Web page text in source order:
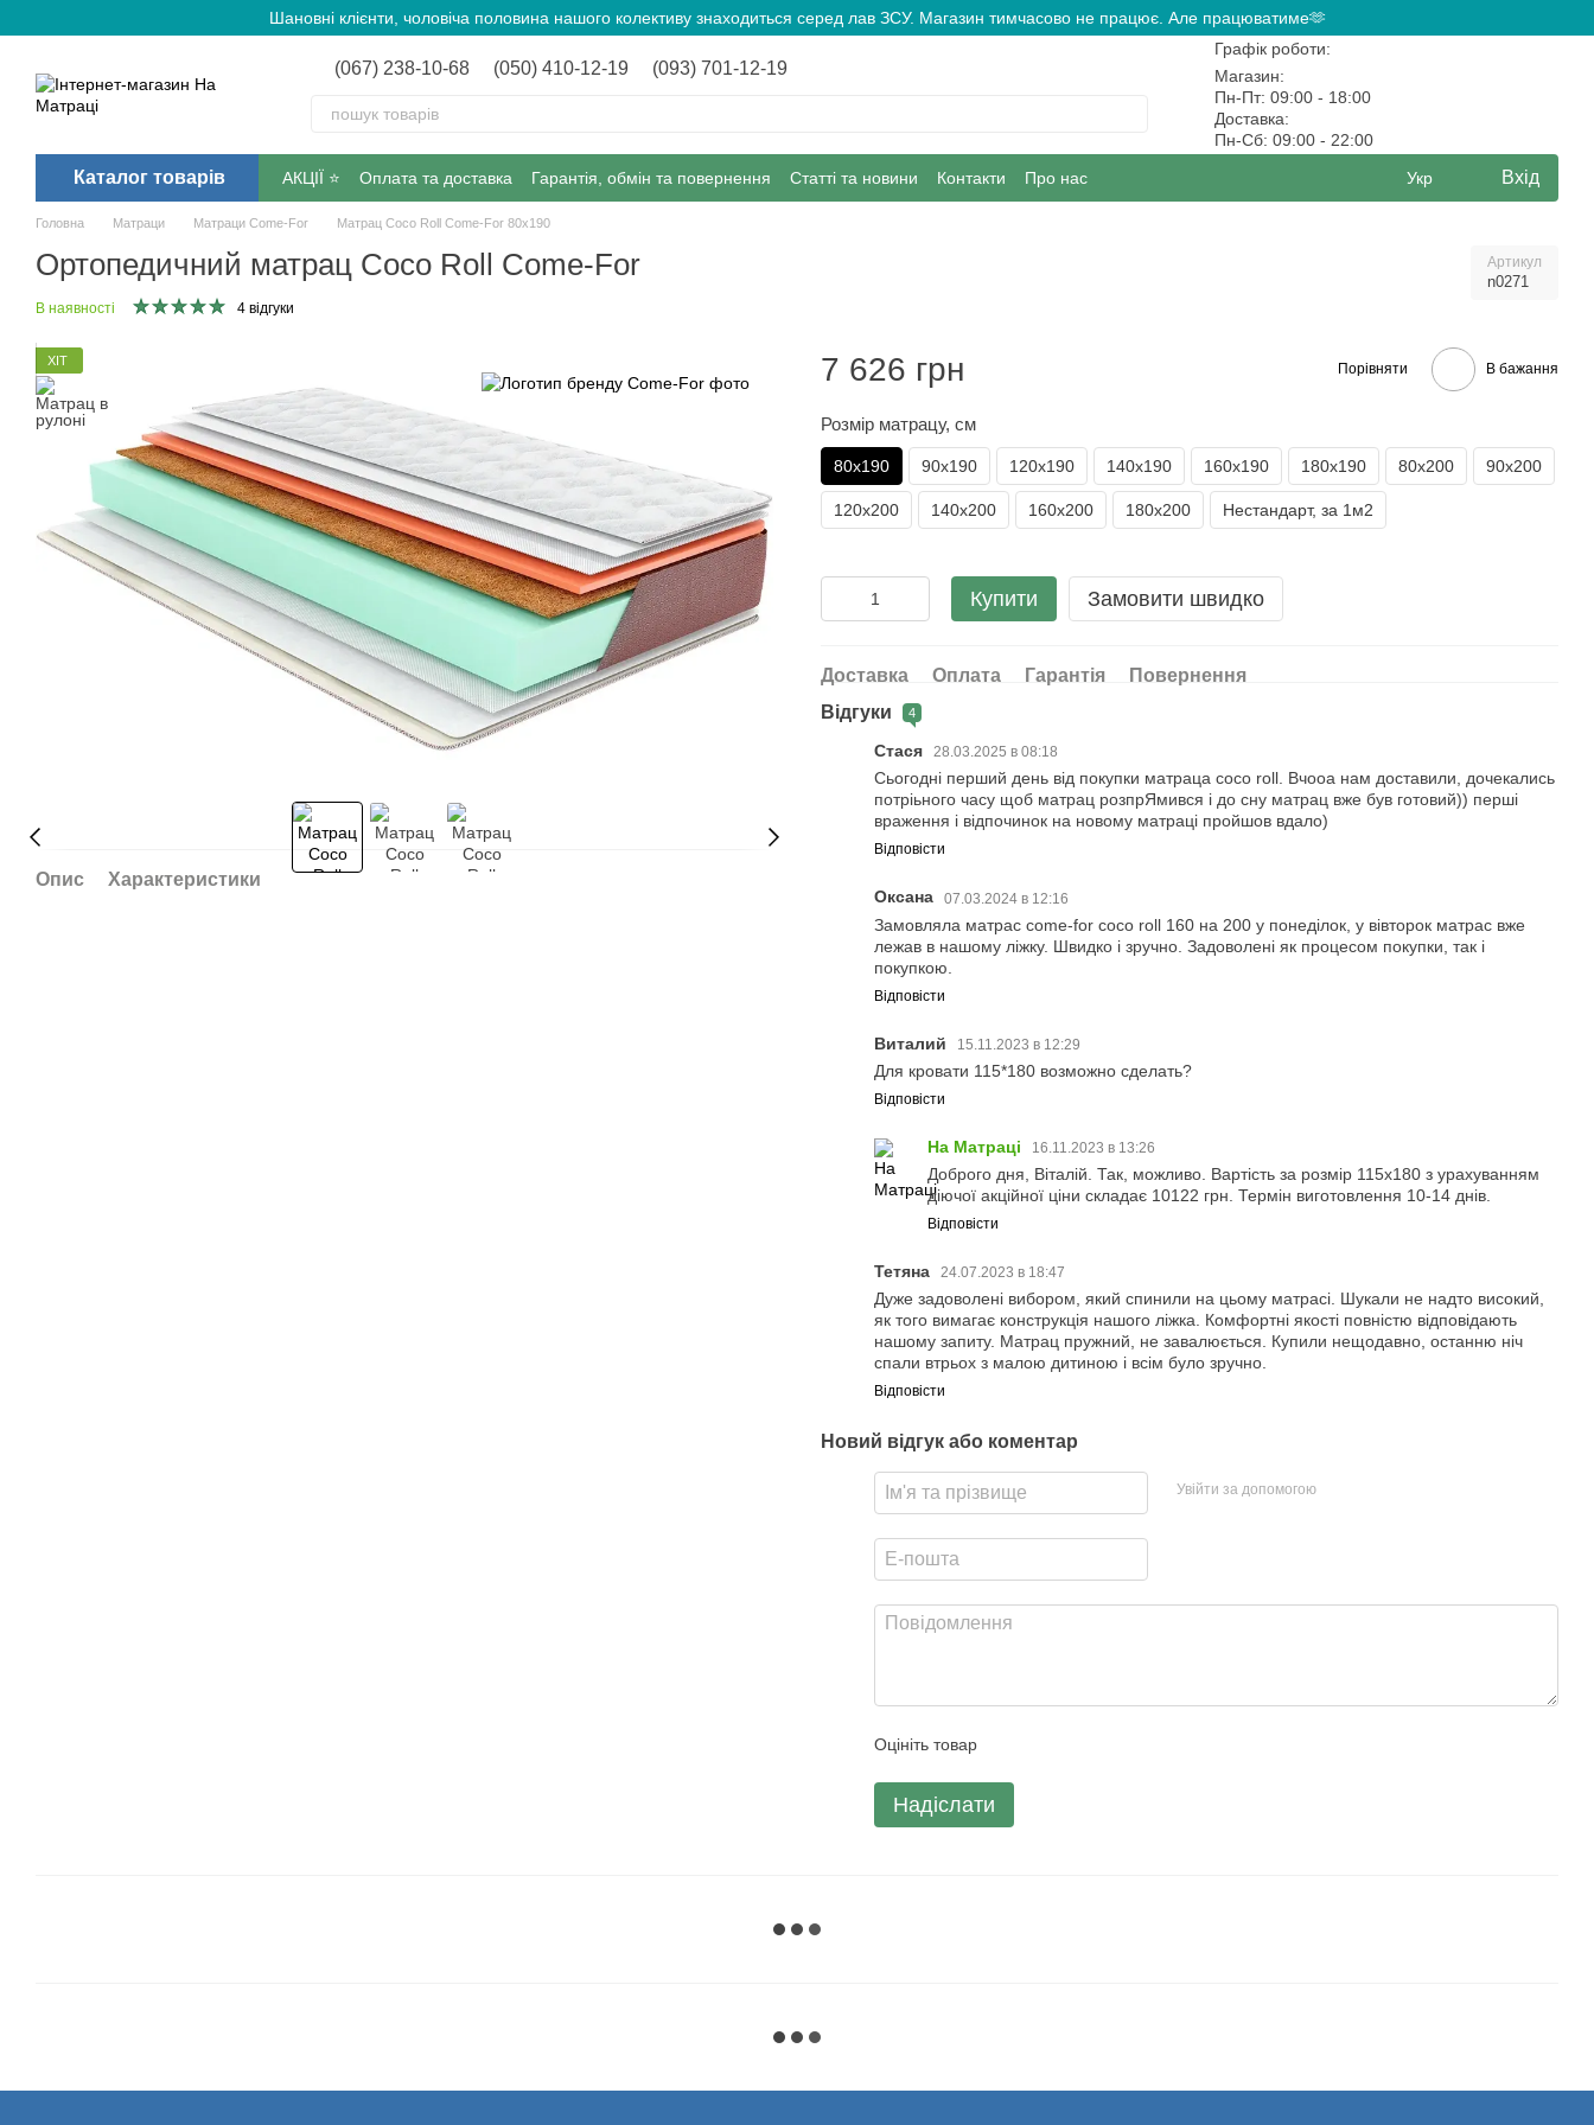
Шановні клієнти, чоловіча половина нашого колективу знаходиться серед лав ЗСУ. Магазин тимчасово не працює. Але працюватиме🫶
(067) 238-10-68 (050) 410-12-19 (093) 701-12-19
Графік роботи:
Магазин:
Пн-Пт: 09:00 - 18:00
Доставка:
Пн-Сб: 09:00 - 22:00
Каталог товарів АКЦІЇ ⭐️ Оплата та доставка Гарантія, обмін та повернення Статті та новини Контакти Про нас Укр Вхід
Головна Матраци Матраци Come-For Матрац Coco Roll Come-For 80х190
Ортопедичний матрац Coco Roll Come-For Артикул
n0271
В наявності 4 відгуки
ХІТ
Опис Характеристики
7 626 грн Порівняти В бажання
Розмір матрацу, см
80х190 90х190 120х190 140х190 160х190 180х190 80х200 90х200
120х200 140х200 160х200 180х200 Нестандарт, за 1м2
Купити Замовити швидко
Доставка Оплата Гарантія
Повернення
Відгуки
4
Стася 28.03.2025 в 08:18
Сьогодні перший день від покупки матраца coco roll. Вчооа нам доставили, дочекались
потріьного часу щоб матрац розпрЯмився і до сну матрац вже був готовий)) перші
враження і відпочинок на новому матраці пройшов вдало)
Відповісти
Оксана 07.03.2024 в 12:16
Замовляла матрас come-for coco roll 160 на 200 у понеділок, у вівторок матрас вже
лежав в нашому ліжку. Швидко і зручно. Задоволені як процесом покупки, так і
покупкою.
Відповісти
Виталий 15.11.2023 в 12:29
Для кровати 115*180 возможно сделать?
Відповісти
На Матраці 16.11.2023 в 13:26
Доброго дня, Віталій. Так, можливо. Вартість за розмір 115х180 з урахуванням
діючої акційної ціни складає 10122 грн. Термін виготовлення 10-14 днів.
Відповісти
Тетяна 24.07.2023 в 18:47
Дуже задоволені вибором, який спинили на цьому матрасі. Шукали не надто високий,
як того вимагає конструкція нашого ліжка. Комфортні якості повністю відповідають
нашому запиту. Матрац пружний, не завалюється. Купили нещодавно, останню ніч
спали втрьох з малою дитиною і всім було зручно.
Відповісти
Новий відгук або коментар
Увійти за допомогою
Оцініть товар
Надіслати